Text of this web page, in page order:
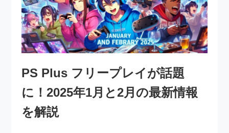
PS Plus フリープレイが話題
に！2025年1月と2月の最新情報
を解説